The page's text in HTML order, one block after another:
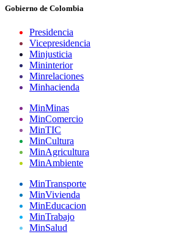
Gobierno de Colombia
Presidencia
Vicepresidencia
Minjusticia
Mininterior
Minrelaciones
Minhacienda
MinMinas
MinComercio
MinTIC
MinCultura
MinAgricultura
MinAmbiente
MinTransporte
MinVivienda
MinEducacion
MinTrabajo
MinSalud